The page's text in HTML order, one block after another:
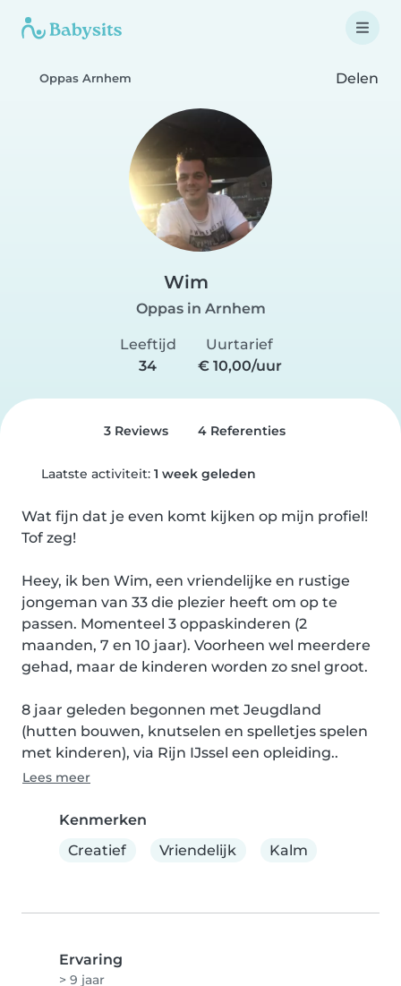
Oppas Arnhem Delen
Wim
Oppas in Arnhem
Leeftijd
34
Uurtarief
€ 10,00/uur
3 Reviews 4 Referenties
Laatste activiteit: 1 week geleden
Wat fijn dat je even komt kijken op mijn profiel!
Tof zeg!
Heey, ik ben Wim, een vriendelijke en rustige
jongeman van 33 die plezier heeft om op te
passen. Momenteel 3 oppaskinderen (2
maanden, 7 en 10 jaar). Voorheen wel meerdere
gehad, maar de kinderen worden zo snel groot.
8 jaar geleden begonnen met Jeugdland
(hutten bouwen, knutselen en spelletjes spelen
met kinderen), via Rijn IJssel een opleiding..
Lees meer
Kenmerken
Creatief
Vriendelijk Kalm
Ervaring
> 9 jaar